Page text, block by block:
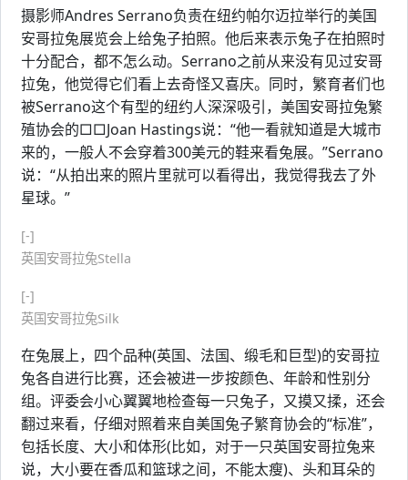
摄影师Andres Serrano负责在纽约帕尔迈拉举行的美国
安哥拉兔展览会上给兔子拍照。他后来表示兔子在拍照时
十分配合，都不怎么动。Serrano之前从来没有见过安哥
拉兔，他觉得它们看上去奇怪又喜庆。同时，繁育者们也
被Serrano这个有型的纽约人深深吸引，美国安哥拉兔繁
殖协会的□□Joan Hastings说：“他一看就知道是大城市
来的，一般人不会穿着300美元的鞋来看兔展。”Serrano
说：“从拍出来的照片里就可以看得出，我觉得我去了外
星球。”
[-]
英国安哥拉兔Stella
[-]
英国安哥拉兔Silk
在兔展上，四个品种(英国、法国、缎毛和巨型)的安哥拉
兔各自进行比赛，还会被进一步按颜色、年龄和性别分
组。评委会小心翼翼地检查每一只兔子，又摸又揉，还会
翻过来看，仔细对照着来自美国兔子繁育协会的“标准”，
包括长度、大小和体形(比如，对于一只英国安哥拉兔来
说，大小要在香瓜和篮球之间，不能太瘦)、头和耳朵的